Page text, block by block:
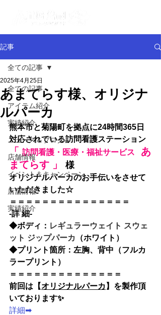
記事
全ての記事
アイテム紹介
実績紹介
ニュース＆ブログ
店舗情報
イベント＆キャンペーン
店舗情報
実績紹介
全ての記事
あまてらす様、オリジナ
ルパーカ
2025年4月25日
熊本市と菊陽町を拠点に24時間365日
対応されている訪問看護ステーション
「 訪問看護・医療・福祉サービス
あ
まてらす 」
様
オリジナルパーカのお手伝いをさせて
いただきました☆
＝＝＝＝＝＝＝＝＝＝＝＝＝＝ ＝
-詳 細-
◆ボディ： レギュラーウェイト スウェ
ット ジップパーカ
（ホワイト）
◆プリント箇所：左胸、背中（フルカ
ラープリント）
＝＝＝＝＝＝＝＝＝＝＝＝＝＝
前回は【オリジナルパーカ 】を製作頂
いております✨
詳細➡